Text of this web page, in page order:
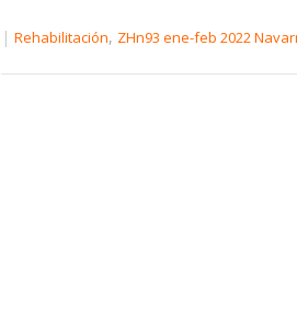
| Rehabilitación, ZHn93 ene-feb 2022